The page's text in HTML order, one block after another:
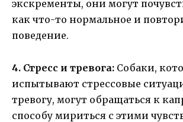
экскременты, они могут
как что-то нормальное и
поведение.
4. Стресс и тревога: Собаки,
испытывают стрессовые
тревогу, могут обращаться к
способу мириться с этими